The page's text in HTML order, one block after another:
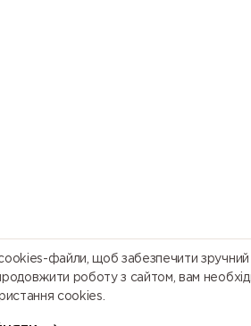
файли, щоб забезпечити зручний
роботу з сайтом, вам
cookies.